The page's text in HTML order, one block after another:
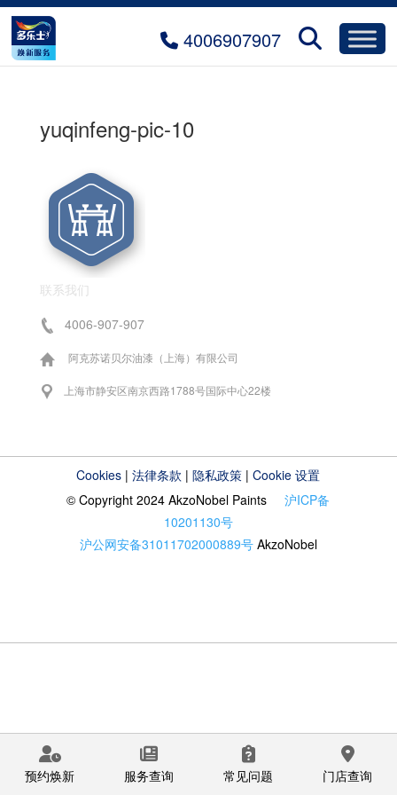
4006907907
yuqinfeng-pic-10
联系我们
4006-907-907
阿克苏诺贝尔油漆（上海）有限公司
上海市静安区南京西路1788号国际中心22楼
Cookies |法律条款 |隐私政策 |Cookie 设置
© Copyright 2024 AkzoNobel Paints沪ICP备
10201130号
沪公网安备31011702000889号 AkzoNobel
预约焕新 服务查询 常见问题 门店查询